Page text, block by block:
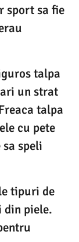
sport sa fie
talpa
un strat
talpa
cu pete
speli
tipuri de
din piele.